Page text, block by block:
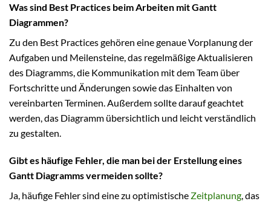
Was sind Best Practices beim Arbeiten mit Gantt
Diagrammen?
Zu den Best Practices gehören eine genaue Vorplanung der
Aufgaben und Meilensteine, das regelmäßige Aktualisieren
des Diagramms, die Kommunikation mit dem Team über
Fortschritte und Änderungen sowie das Einhalten von
vereinbarten Terminen. Außerdem sollte darauf geachtet
werden, das Diagramm übersichtlich und leicht verständlich
zu gestalten.
Gibt es häufige Fehler, die man bei der Erstellung eines
Gantt Diagramms vermeiden sollte?
Ja, häufige Fehler sind eine zu optimistische Zeitplanung, das